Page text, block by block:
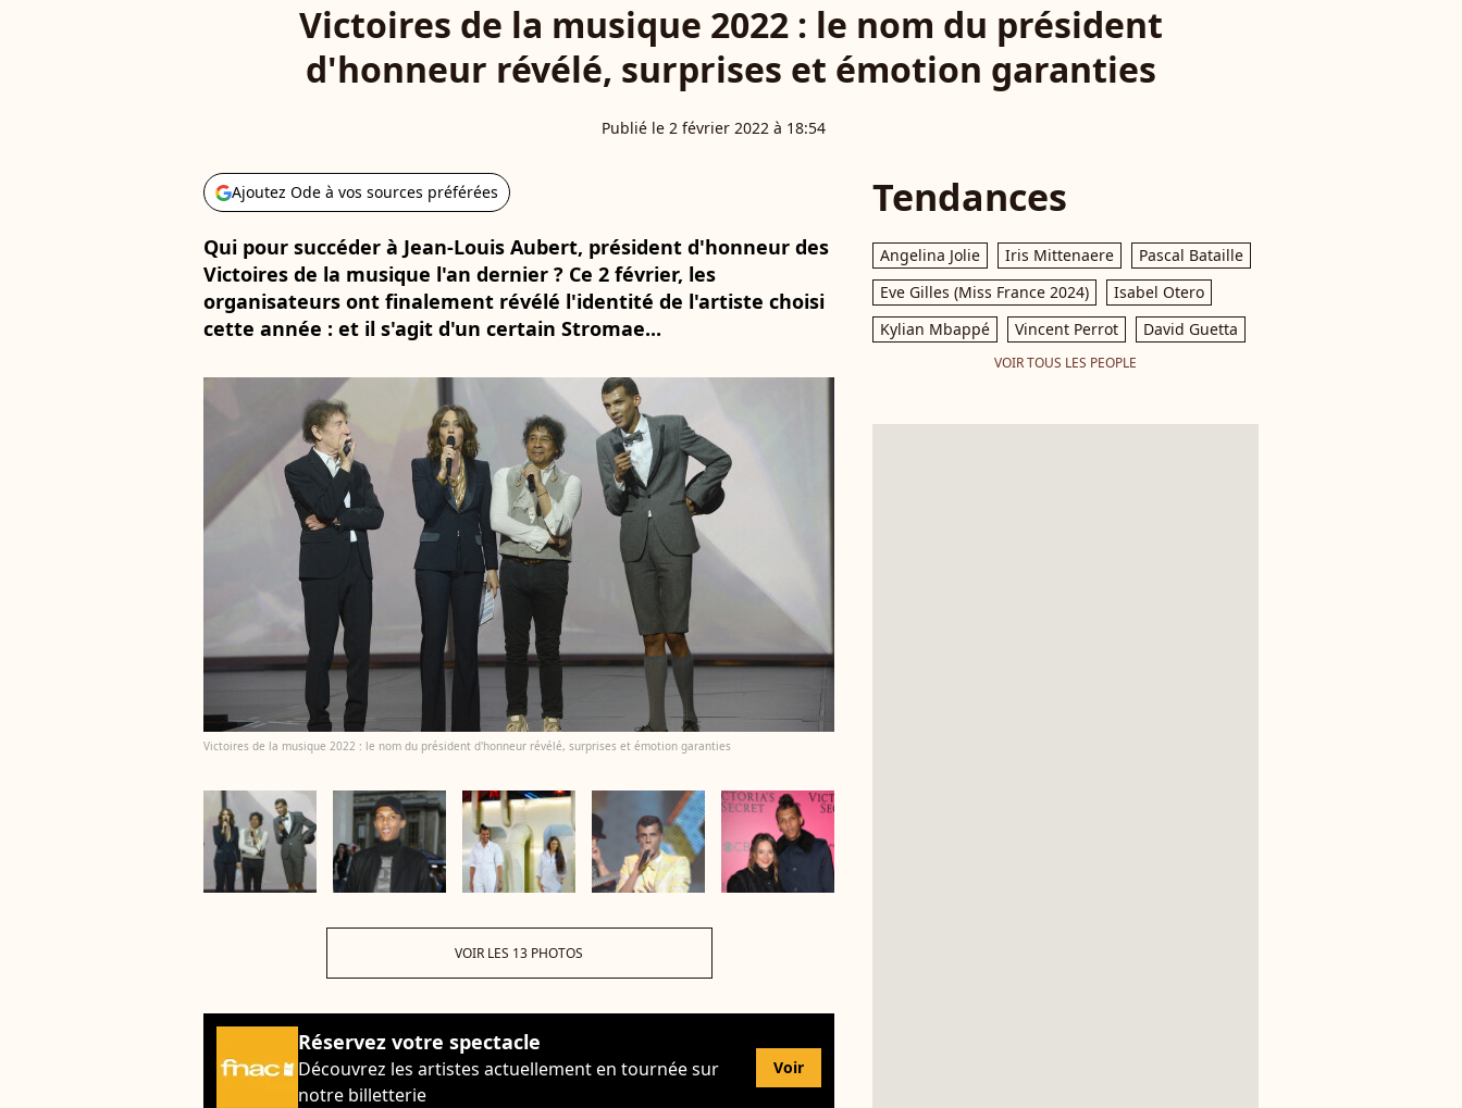
Victoires de la musique 2022 : le nom du président
d'honneur révélé, surprises et émotion garanties
Publié le 2 février 2022 à 18:54
Ajoutez Ode à vos sources préférées
Qui pour succéder à Jean-Louis Aubert, président d'honneur des
Victoires de la musique l'an dernier ? Ce 2 février, les
organisateurs ont finalement révélé l'identité de l'artiste choisi
cette année : et il s'agit d'un certain Stromae...
Victoires de la musique 2022 : le nom du président d'honneur révélé, surprises et émotion garanties
VOIR LES 13 PHOTOS
Réservez votre spectacle
Découvrez les artistes actuellement en tournée sur
notre billetterie
Voir
Tendances
Angelina Jolie Iris Mittenaere
Pascal Bataille
Eve Gilles (Miss France 2024)
Isabel Otero
Kylian Mbappé
Vincent Perrot David Guetta
VOIR TOUS LES PEOPLE